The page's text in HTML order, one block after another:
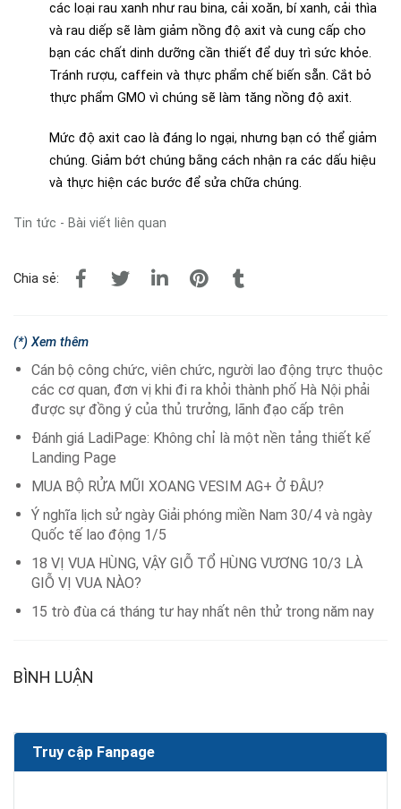
các loại rau xanh như rau bina, cải xoăn, bí xanh, cải thìa
và rau diếp sẽ làm giảm nồng độ axit và cung cấp cho
bạn các chất dinh dưỡng cần thiết để duy trì sức khỏe.
Tránh rượu, caffein và thực phẩm chế biến sẵn. Cắt bỏ
thực phẩm GMO vì chúng sẽ làm tăng nồng độ axit.
Mức độ axit cao là đáng lo ngại, nhưng bạn có thể giảm
chúng. Giảm bớt chúng bằng cách nhận ra các dấu hiệu
và thực hiện các bước để sửa chữa chúng.
Tin tức - Bài viết liên quan
Chia sẻ:
(*) Xem thêm
Cán bộ công chức, viên chức, người lao động trực thuộc
các cơ quan, đơn vị khi đi ra khỏi thành phố Hà Nội phải
được sự đồng ý của thủ trưởng, lãnh đạo cấp trên
Đánh giá LadiPage: Không chỉ là một nền tảng thiết kế
Landing Page
MUA BỘ RỬA MŨI XOANG VESIM AG+ Ở ĐÂU?
Ý nghĩa lịch sử ngày Giải phóng miền Nam 30/4 và ngày
Quốc tế lao động 1/5
18 VỊ VUA HÙNG, VẬY GIỖ TỔ HÙNG VƯƠNG 10/3 LÀ
GIỖ VỊ VUA NÀO?
15 trò đùa cá tháng tư hay nhất nên thử trong năm nay
BÌNH LUẬN
Truy cập Fanpage